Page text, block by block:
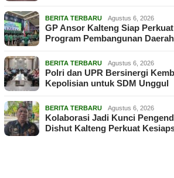
BERITA TERBARU Agustus 6, 2026
GP Ansor Kalteng Siap
Program Pembangunan Daerah
BERITA TERBARU Agustus 6, 2026
Polri dan UPR Bersinergi
Kepolisian untuk SDM Unggul
BERITA TERBARU Agustus 6, 2026
Kolaborasi Jadi Kunci
Dishut Kalteng Perkuat